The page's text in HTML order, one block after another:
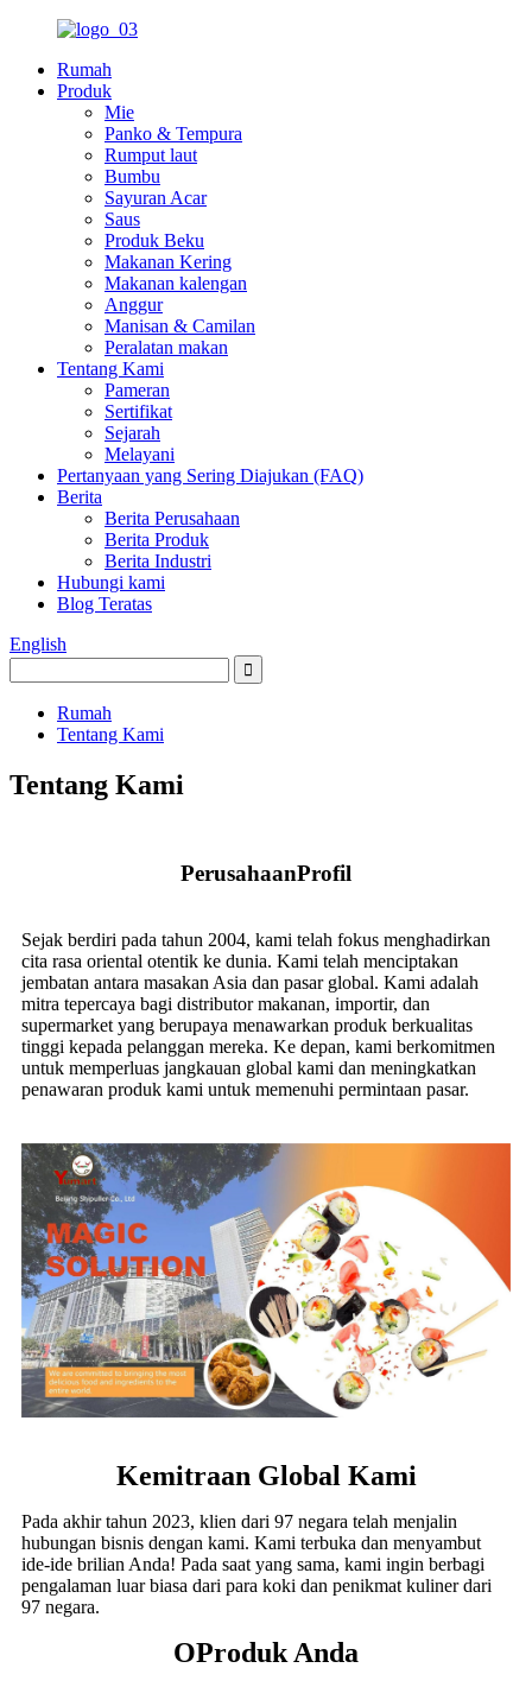
Rumah
Produk
Mie
Panko & Tempura
Rumput laut
Bumbu
Sayuran Acar
Saus
Produk Beku
Makanan Kering
Makanan kalengan
Anggur
Manisan & Camilan
Peralatan makan
Tentang Kami
Pameran
Sertifikat
Sejarah
Melayani
Pertanyaan yang Sering Diajukan (FAQ)
Berita
Berita Perusahaan
Berita Produk
Berita Industri
Hubungi kami
Blog Teratas
English
Rumah
Tentang Kami
Tentang Kami
PerusahaanProfil
Sejak berdiri pada tahun 2004, kami telah fokus menghadirkan
cita rasa oriental otentik ke dunia. Kami telah menciptakan
jembatan antara masakan Asia dan pasar global. Kami adalah
mitra tepercaya bagi distributor makanan, importir, dan
supermarket yang berupaya menawarkan produk berkualitas
tinggi kepada pelanggan mereka. Ke depan, kami berkomitmen
untuk memperluas jangkauan global kami dan meningkatkan
penawaran produk kami untuk memenuhi permintaan pasar.
Kemitraan Global Kami
Pada akhir tahun 2023, klien dari 97 negara telah menjalin
hubungan bisnis dengan kami. Kami terbuka dan menyambut
ide-ide brilian Anda! Pada saat yang sama, kami ingin berbagi
pengalaman luar biasa dari para koki dan penikmat kuliner dari
97 negara.
OProduk Anda